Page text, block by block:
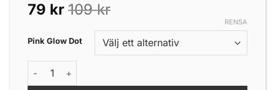
79 kr 109kr
Pink Glow Dot
RENSA
Savage Gear Vib Blade 5,5cm 14,5g mängd